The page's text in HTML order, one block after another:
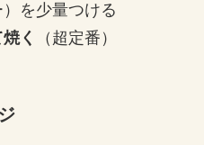
を少量つける
く
（超定番）